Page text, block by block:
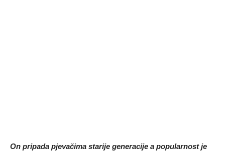
On pripada pjevačima starije generacije a popularnost je